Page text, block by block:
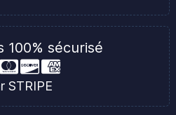
100% sécurisé
STRIPE